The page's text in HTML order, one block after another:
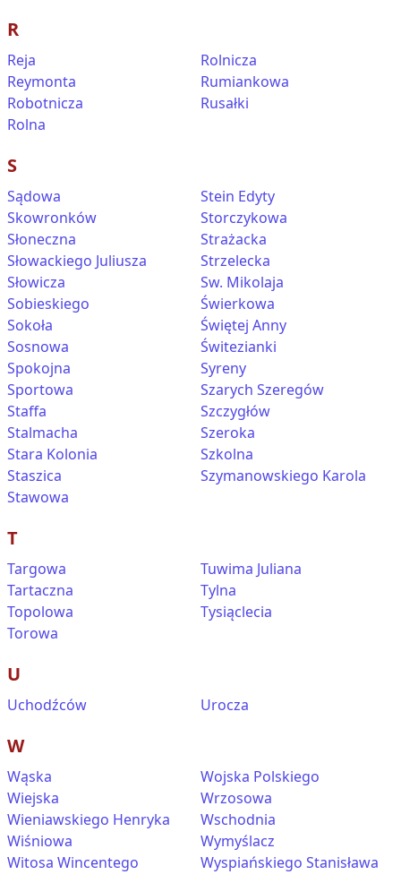
R
Reja
Reymonta
Robotnicza
Rolna
Rolnicza
Rumiankowa
Rusałki
S
Sądowa
Skowronków
Słoneczna
Słowackiego Juliusza
Słowicza
Sobieskiego
Sokoła
Sosnowa
Spokojna
Sportowa
Staffa
Stalmacha
Stara Kolonia
Staszica
Stawowa
Stein Edyty
Storczykowa
Strażacka
Strzelecka
Sw. Mikolaja
Świerkowa
Świętej Anny
Świtezianki
Syreny
Szarych Szeregów
Szczygłów
Szeroka
Szkolna
Szymanowskiego Karola
T
Targowa
Tartaczna
Topolowa
Torowa
Tuwima Juliana
Tylna
Tysiąclecia
U
Uchodźców Urocza
W
Wąska
Wiejska
Wieniawskiego Henryka
Wiśniowa
Witosa Wincentego
Wojska Polskiego
Wrzosowa
Wschodnia
Wymyślacz
Wyspiańskiego Stanisława